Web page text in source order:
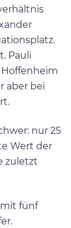
Pauli
aber bei
nur 25
Wert der
zuletzt
mit fünf